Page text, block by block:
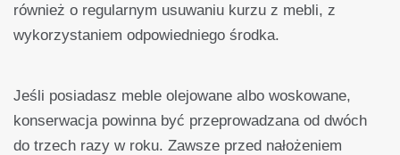
również o regularnym usuwaniu kurzu z mebli, z
wykorzystaniem odpowiedniego środka.
Jeśli posiadasz meble olejowane albo woskowane,
konserwacja powinna być przeprowadzana od dwóch
do trzech razy w roku. Zawsze przed nałożeniem